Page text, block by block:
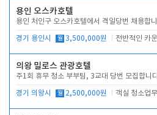
용인 오스카호텔
용인 처인구 오스카호텔에서 격일당번 채용합
경기 용인시 월 3,500,000원
의왕 밀로스 관광호텔
주1회 휴무 청소 부부팀, 3교대 당번 모집합니
경기 의왕시 월 2,500,000원 객실 청소업무